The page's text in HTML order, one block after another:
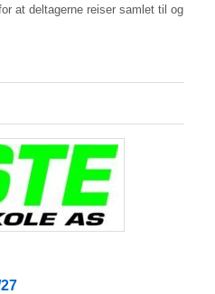
at deltagerne reiser samlet til og